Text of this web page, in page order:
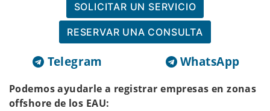
SOLICITAR UN SERVICIO
RESERVAR UNA CONSULTA
Telegram WhatsApp
Podemos ayudarle a registrar empresas en zonas
offshore de los EAU: